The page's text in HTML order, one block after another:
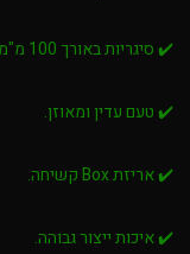
✔️ סיגריות באורך 100 מ"מ.
✔️ טעם עדין ומאוזן.
✔️ אריזת Box קשיחה.
✔️ איכות ייצור גבוהה.